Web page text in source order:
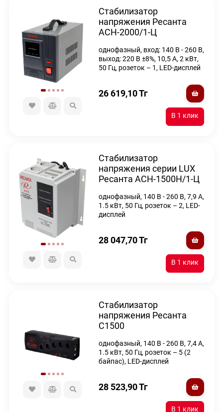
Стабилизатор
напряжения Ресанта
АСН-2000/1-Ц
однофазный, вход: 140 В - 260 В,
выход: 220 В ±8%, 10,5 А, 2 кВт,
50 Гц, розеток – 1, LED-дисплей
26 619,10Тг
Стабилизатор
напряжения серии LUX
Ресанта АСН-1500Н/1-Ц
однофазный, 140 В - 260 В, 7,9 А,
1.5 кВт, 50 Гц, розеток – 2, LED-
дисплей
28 047,70Тг
Стабилизатор
напряжения Ресанта
С1500
однофазный, 140 В - 260 В, 7,4 А,
1.5 кВт, 50 Гц, розеток – 5 (2
байпас), LED-дисплей
28 523,90Тг